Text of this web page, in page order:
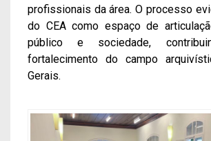
profissionais da área. O processo
do CEA como espaço de
público e sociedade,
fortalecimento do campo
Gerais.